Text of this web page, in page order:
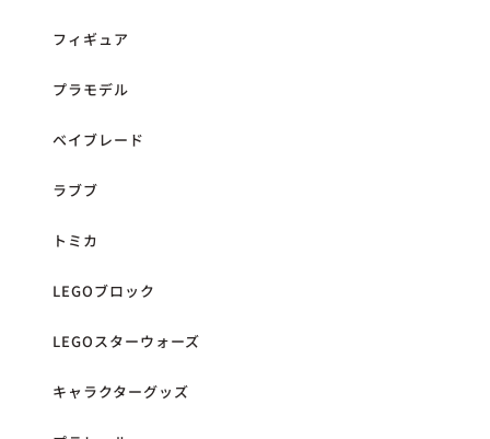
フィギュア
プラモデル
ベイブレード
ラブブ
トミカ
LEGOブロック
LEGOスターウォーズ
キャラクターグッズ